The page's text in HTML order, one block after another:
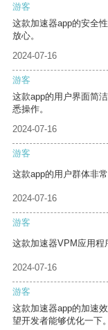
游客
这款加速器app的安全
放心。
2024-07-16
游客
这款app的用户界面简
悉操作。
2024-07-16
游客
这款app的用户群体非
2024-07-16
游客
这款加速器VPM应用程
2024-07-16
游客
这款加速器app的加速
望开发者能够优化一下。